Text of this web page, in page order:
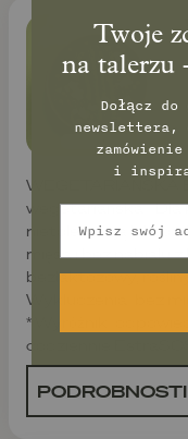
WEGETARIAŃSKA
wegetariańska * Dla
nietolerancją laktozy
mięsa i bez nabiału
bezlaktozowy,
Wykluczenia: bez
* Wyróżnik:
codziennie
PODROBNOSTI
Twoje
na talerzu
Dołącz
newslettera,
zamówienie
i